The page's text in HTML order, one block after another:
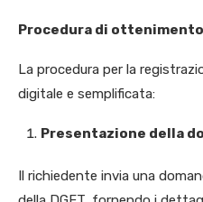
Procedura di ottenimento
La procedura per la
digitale e semplificata:
Presentazione della
Il richiedente invia una